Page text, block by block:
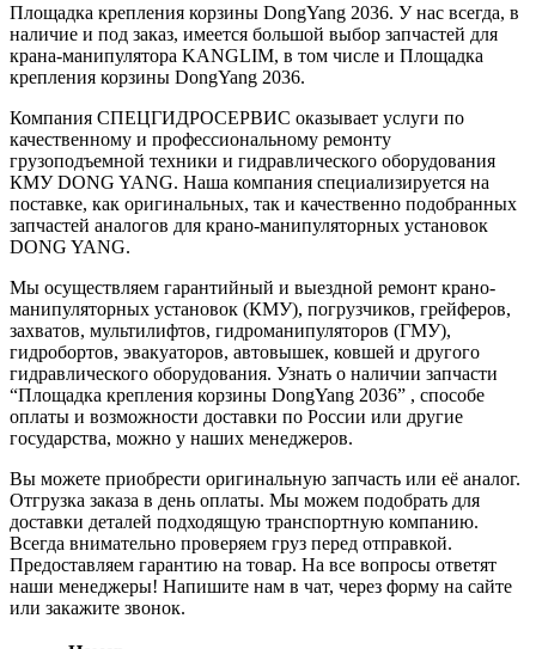
Площадка крепления корзины DongYang 2036. У нас всегда, в
наличие и под заказ, имеется большой выбор запчастей для
крана-манипулятора KANGLIM, в том числе и Площадка
крепления корзины DongYang 2036.
Компания СПЕЦГИДРОСЕРВИС оказывает услуги по
качественному и профессиональному ремонту
грузоподъемной техники и гидравлического оборудования
КМУ DONG YANG. Наша компания специализируется на
поставке, как оригинальных, так и качественно подобранных
запчастей аналогов для крано-манипуляторных установок
DONG YANG.
Мы осуществляем гарантийный и выездной ремонт крано-
манипуляторных установок (КМУ), погрузчиков, грейферов,
захватов, мультилифтов, гидроманипуляторов (ГМУ),
гидробортов, эвакуаторов, автовышек, ковшей и другого
гидравлического оборудования. Узнать о наличии запчасти
“Площадка крепления корзины DongYang 2036” , способе
оплаты и возможности доставки по России или другие
государства, можно у наших менеджеров.
Вы можете приобрести оригинальную запчасть или её аналог.
Отгрузка заказа в день оплаты. Мы можем подобрать для
доставки деталей подходящую транспортную компанию.
Всегда внимательно проверяем груз перед отправкой.
Предоставляем гарантию на товар. На все вопросы ответят
наши менеджеры! Напишите нам в чат, через форму на сайте
или закажите звонок.